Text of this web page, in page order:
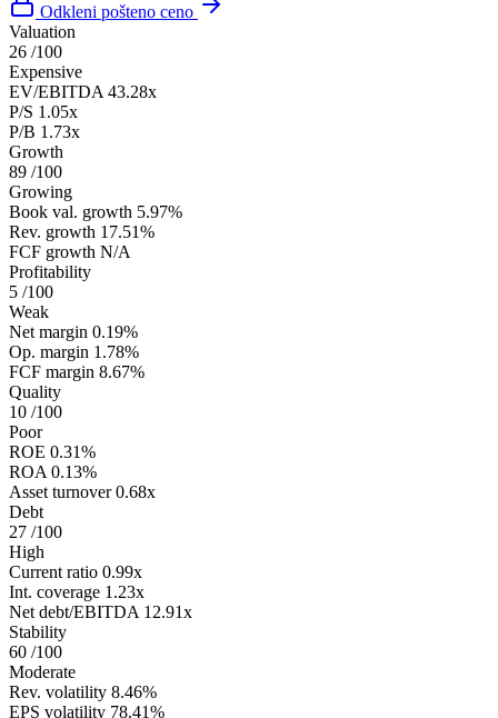
Odkleni pošteno ceno
Valuation
26 /100
Expensive
EV/EBITDA 43.28x
P/S 1.05x
P/B 1.73x
Growth
89 /100
Growing
Book val. growth 5.97%
Rev. growth 17.51%
FCF growth N/A
Profitability
5 /100
Weak
Net margin 0.19%
Op. margin 1.78%
FCF margin 8.67%
Quality
10 /100
Poor
ROE 0.31%
ROA 0.13%
Asset turnover 0.68x
Debt
27 /100
High
Current ratio 0.99x
Int. coverage 1.23x
Net debt/EBITDA 12.91x
Stability
60 /100
Moderate
Rev. volatility 8.46%
EPS volatility 78.41%